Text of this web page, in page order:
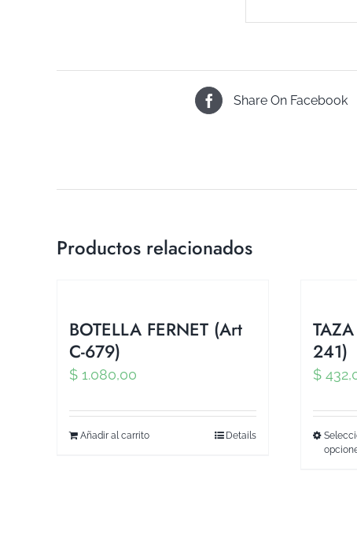
Share On Facebook
Productos relacionados
BOTELLA FERNET (Art
C-679)
$ 1.080,00
Añadir al carrito Details
241)
$